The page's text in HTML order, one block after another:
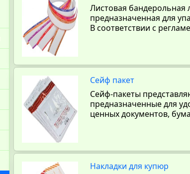
Листовая бандерольная
предназначенная для
В соответствии с
Сейф пакет
Сейф-пакеты
предназначенные для
ценных документов,
Накладки для купюр